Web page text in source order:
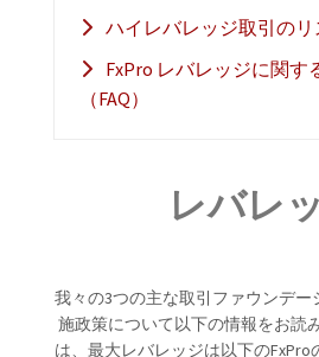
ハイレバレッジ取引のリ
FxPro レバレッジに関す
（FAQ）
レバレ
我々の3つの主な取引ファウンデ
施政策について以下の情報をお読
は、最大レバレッジは以下のFxPro